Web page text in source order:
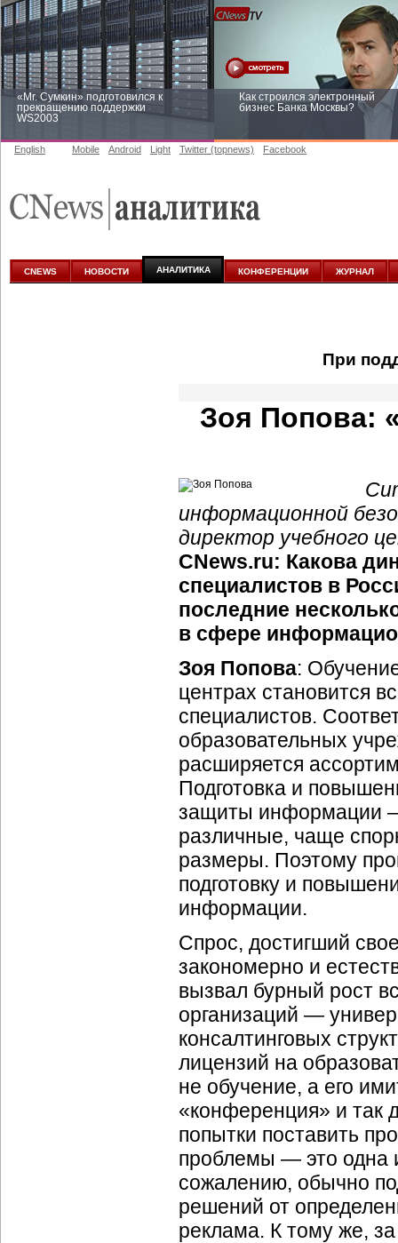
«Mr. Сумкин» подготовился к
прекращению поддержки
WS2003
Как строился электронный
бизнес Банка Москвы?
аналитике
English Mobile Android Light Twitter (topnews) Facebook
CNEWS НОВОСТИ АНАЛИТИКА КОНФЕРЕНЦИИ ЖУРНАЛ
При
Зоя Попова:
информационной
директор учебного
CNews.ru: Какова
специалистов в
последние
в сфере
Зоя Попова:
центрах становится
специалистов.
образовательных
расширяется
Подготовка и
защиты информации
различные, чаще
размеры. Поэтому
подготовку и
информации.
Спрос, достигший
закономерно и
вызвал бурный рост
организаций —
консалтинговых
лицензий на
не обучение, а его
«конференция» и так
попытки поставить
проблемы — это одна
сожалению, обычно
решений от
реклама. К тому же,